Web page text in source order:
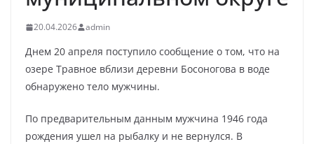
20.04.2026 admin
Днем 20 апреля поступило сообщение о том, что на
озере Травное вблизи деревни Босоногова в воде
обнаружено тело мужчины.
По предварительным данным мужчина 1946 года
рождения ушел на рыбалку и не вернулся. В